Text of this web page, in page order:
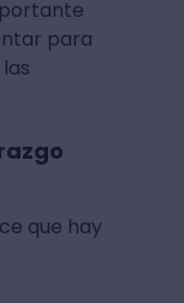
para
que hay